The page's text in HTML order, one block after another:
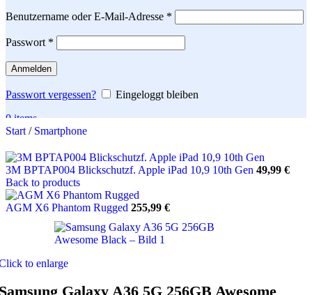
Benutzername oder E-Mail-Adresse *
Passwort *
Anmelden
Passwort vergessen?
Eingeloggt bleiben
0items
Start / Smartphone
3M BPTAP004 Blickschutzf. Apple iPad 10,9 10th Gen 49,99 €
Back to products
AGM X6 Phantom Rugged 255,99 €
to enlarge
Galaxy A36 5G 256GB Awesome